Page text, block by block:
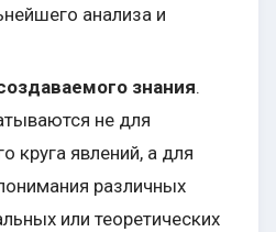
анализа и
знания.
не для
круга явлений, а для
различных
или теоретических